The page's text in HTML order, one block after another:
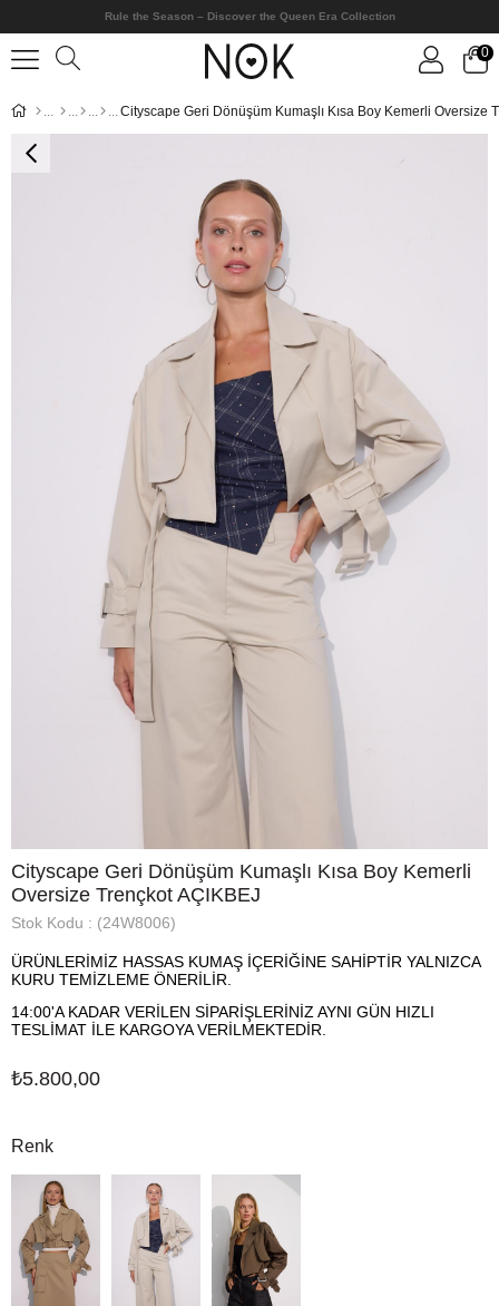
Rule the Season – Discover the Queen Era Collection
0
Cityscape Geri Dönüşüm Kumaşlı Kısa Boy Kemerli
Oversize Trençkot AÇIKBEJ
Stok Kodu (24W8006)
ÜRÜNLERİMİZ HASSAS KUMAŞ İÇERİĞİNE SAHİPTİR YALNIZCA
KURU TEMİZLEME ÖNERİLİR.
14:00'A KADAR VERİLEN SİPARİŞLERİNİZ AYNI GÜN HIZLI
TESLİMAT İLE KARGOYA VERİLMEKTEDİR.
₺5.800,00
Renk